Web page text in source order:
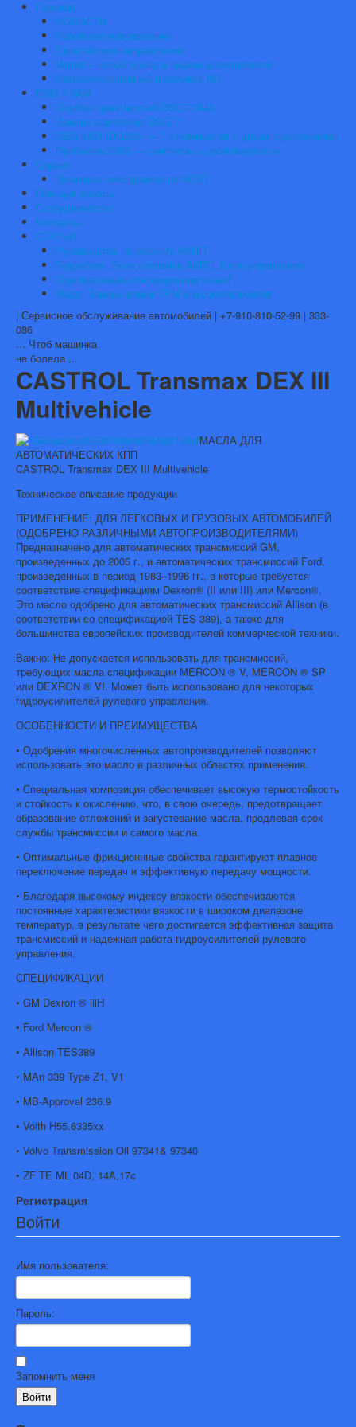
Главная
НОВОСТИ
Корейское направление
Европейское направление
Vernet – новый бренд в нашем ассортименте
Натяжители ремней и роликов AD
DSG 7 0AM
Ошибки трансмиссий DSG7 0AM
Замена сцепления DSG 7
DSG 0AM (DQ200) — 7 ступенчатая с двумя сцеплениями
Проблемы DSG — симптомы и разновидности
Сервис
Типичные неисправности АКПП
Принцип работы
Сотрудничество
Контакты
СТАТЬИ
Руководства по ремонту АКПП
Гидроблок. Блок клапанов АКПП. Блок управления.
Оригинальные или неоригинальные!
Форд. Замена ремня ГРМ и его компонентов
| Сервисное обслуживание автомобилей | +7-910-810-52-99 | 333-
086
... Чтоб машинка
не болела ...
CASTROL Transmax DEX III
Multivehicle
МАСЛА ДЛЯ
АВТОМАТИЧЕСКИХ КПП
CASTROL Transmax DEX III Multivehicle
Техническое описание продукции
ПРИМЕНЕНИЕ: ДЛЯ ЛЕГКОВЫХ И ГРУЗОВЫХ АВТОМОБИЛЕЙ
(ОДОБРЕНО РАЗЛИЧНЫМИ АВТОПРОИЗВОДИТЕЛЯМИ)
Предназначено для автоматических транс­миссий GM,
произведенных до 2005 г., и автоматических трансмиссий Ford,
произ­веденных в период 1983–1996 гг., в которые требуется
соответствие спецификациям Dexron® (II или III) или Mercon®.
Это масло одобрено для автоматических трансмиссий Allison (в
соответствии со спецификацией TES 389), а также для
большинства евро­пейских производителей коммерческой техники.
Важно: Не допускается использовать для трансмиссий,
требующих масла специфи­кации MERCON ® V, MERCON ® SP
или DEXRON ® VI. Может быть использовано для некоторых
гидроусилителей рулевого управления.
ОСОБЕННОСТИ И ПРЕИМУЩЕСТВА
• Одобрения многочисленных автопроизводителей позволяют
использовать это масло в различных областях применения.
• Специальная композиция обеспечивает высокую термостойкость
и стойкость к окислению, что, в свою очередь, предотвращает
образование отложений и загустевание масла, продлевая срок
службы трансмиссии и самого масла.
• Оптимальные фрикционнные свойства гарантируют плавное
переключение передач и эффективную передачу мощности.
• Благодаря высокому индексу вязкости обеспечиваются
постоянные характеристики вязкости в широком диапазоне
температур, в результате чего достигается эффективная защита
трансмиссий и надежная работа гидроусилителей рулевого
управления.
СПЕЦИФИКАЦИИ
• GM Dexron ® iiiH
• Ford Mercon ®
• Allison TES389
• MAn 339 Type Z1, V1
• MB-Approval 236.9
• Voith H55.6335xx
• Volvo Transmission Oil 97341& 97340
• ZF TE ML 04D, 14A,17c
Регистрация
Войти
Имя пользователя:
Пароль:
Запомнить меня
Войти